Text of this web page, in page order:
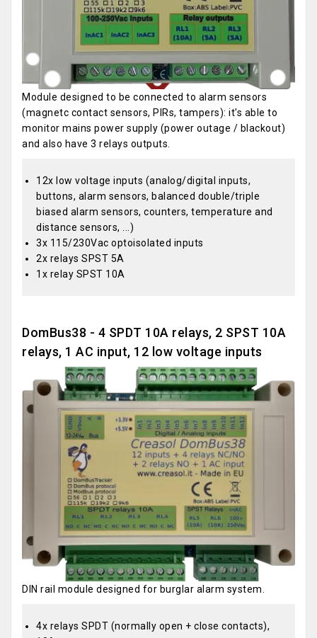
Module designed to be connected to alarm sensors
(magnetc contact sensors, PIRs, tampers): it's able to
monitor mains power supply (power outage / blackout)
and also have 3 relays outputs.
12x low voltage inputs (analog/digital inputs,
buttons, alarm sensors, balanced double/triple
biased alarm sensors, counters, temperature and
distance sensors, ...)
3x 115/230Vac optoisolated inputs
2x relays SPST 5A
1x relay SPST 10A
DomBus38 - 4 SPDT 10A relays, 2 SPST 10A
relays, 1 AC input, 12 low voltage inputs
DIN rail module designed for burglar alarm system.
4x relays SPDT (normally open + close contacts),